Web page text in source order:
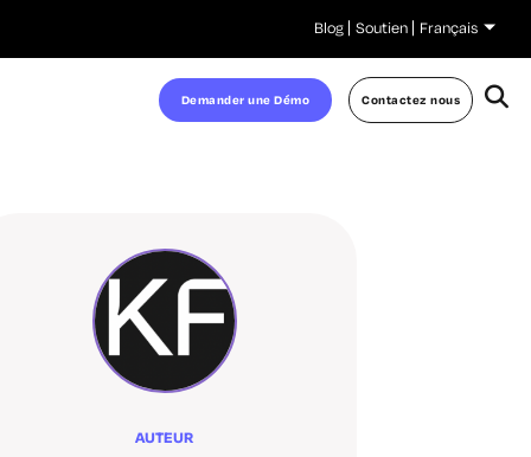
Blog Soutien Français
Demander une Démo Contactez nous
AUTEUR